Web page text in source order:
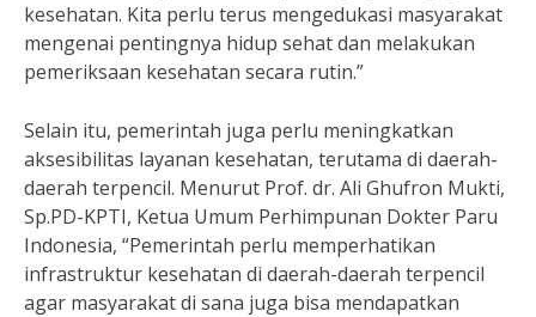
kesehatan. Kita perlu terus mengedukasi masyarakat
mengenai pentingnya hidup sehat dan melakukan
pemeriksaan kesehatan secara rutin.”
Selain itu, pemerintah juga perlu meningkatkan
aksesibilitas layanan kesehatan, terutama di daerah-
daerah terpencil. Menurut Prof. dr. Ali Ghufron Mukti,
Sp.PD-KPTI, Ketua Umum Perhimpunan Dokter Paru
Indonesia, “Pemerintah perlu memperhatikan
infrastruktur kesehatan di daerah-daerah terpencil
agar masyarakat di sana juga bisa mendapatkan